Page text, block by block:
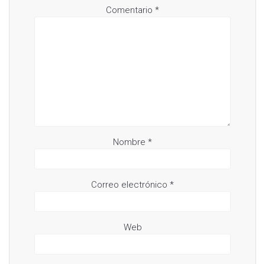
Comentario *
Nombre *
Correo electrónico *
Web